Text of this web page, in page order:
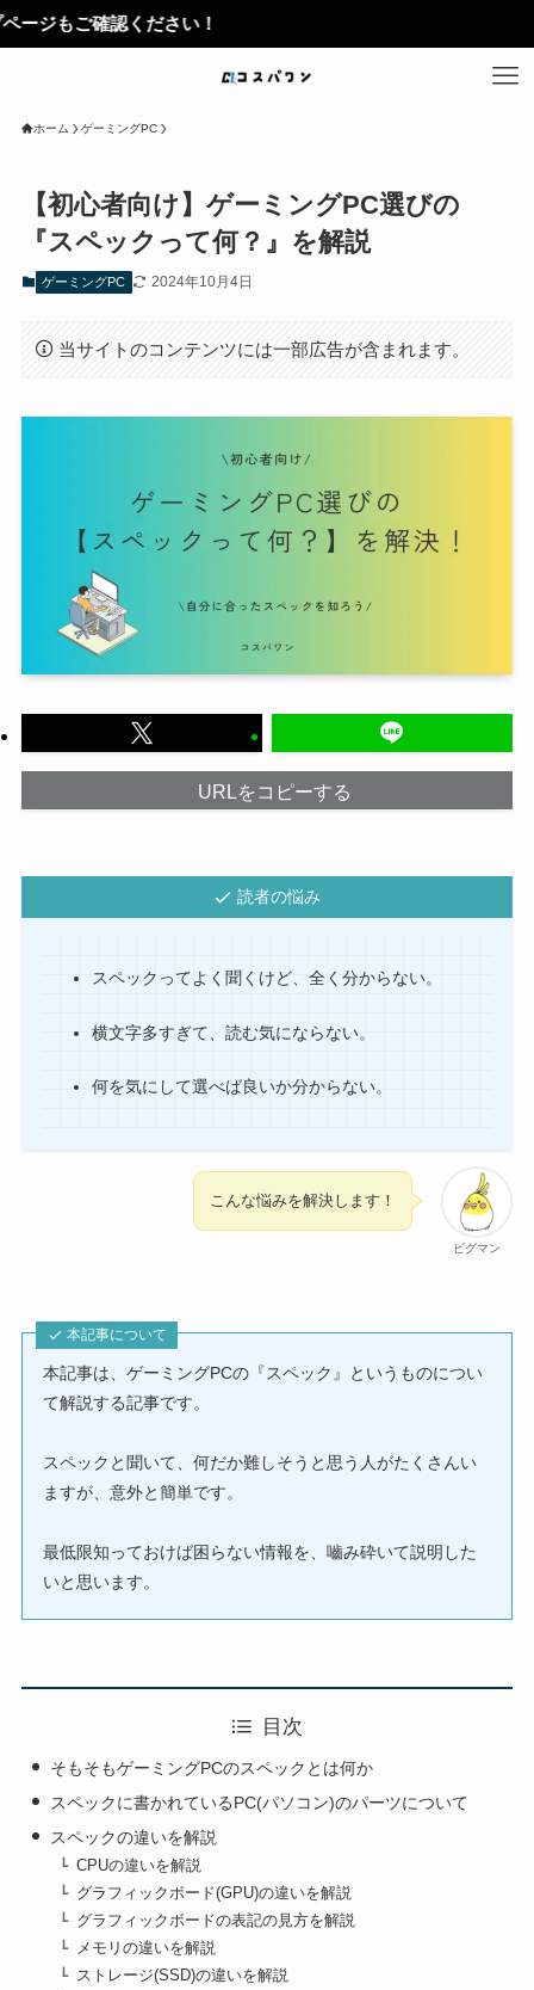
ください！
ホーム ゲーミングPC
【初心者向け】ゲーミングPC選びの
『スペックって何？』を解説
ゲーミングPC 2024年10月4日
当サイトのコンテンツには一部広告が含まれます。
URLをコピーする
読者の悩み
スペックってよく聞くけど、全く分からない。
横文字多すぎて、読む気にならない。
何を気にして選べば良いか分からない。
ビグマン
こんな悩みを解決します！
本記事について
本記事は、ゲーミングPCの『スペック』というものについ
て解説する記事です。
スペックと聞いて、何だか難しそうと思う人がたくさんい
ますが、意外と簡単です。
最低限知っておけば困らない情報を、嚙み砕いて説明した
いと思います。
目次
そもそもゲーミングPCのスペックとは何か
スペックに書かれているPC(パソコン)のパーツについて
スペックの違いを解説
CPUの違いを解説
グラフィックボード(GPU)の違いを解説
グラフィックボードの表記の見方を解説
メモリの違いを解説
ストレージ(SSD)の違いを解説